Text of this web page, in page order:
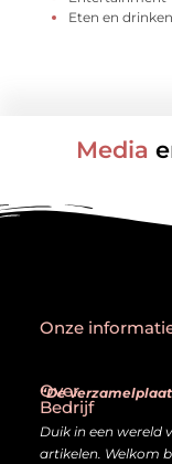
Eten en drinken
Media
Over
Bedrijf
“De
Duik in een wereld
artikelen. Welkom
Onze